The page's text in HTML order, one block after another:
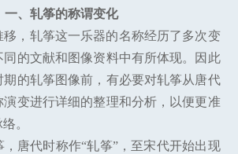
一、轧筝的称谓变化
移，轧筝这一乐器的名称经历了多次变
的文献和图像资料中有所体现。因此
的轧筝图像前，有必要对轧筝从唐代
变进行详细的整理和分析，以便更准
。
，唐代时称作“轧筝”，至宋代开始出现